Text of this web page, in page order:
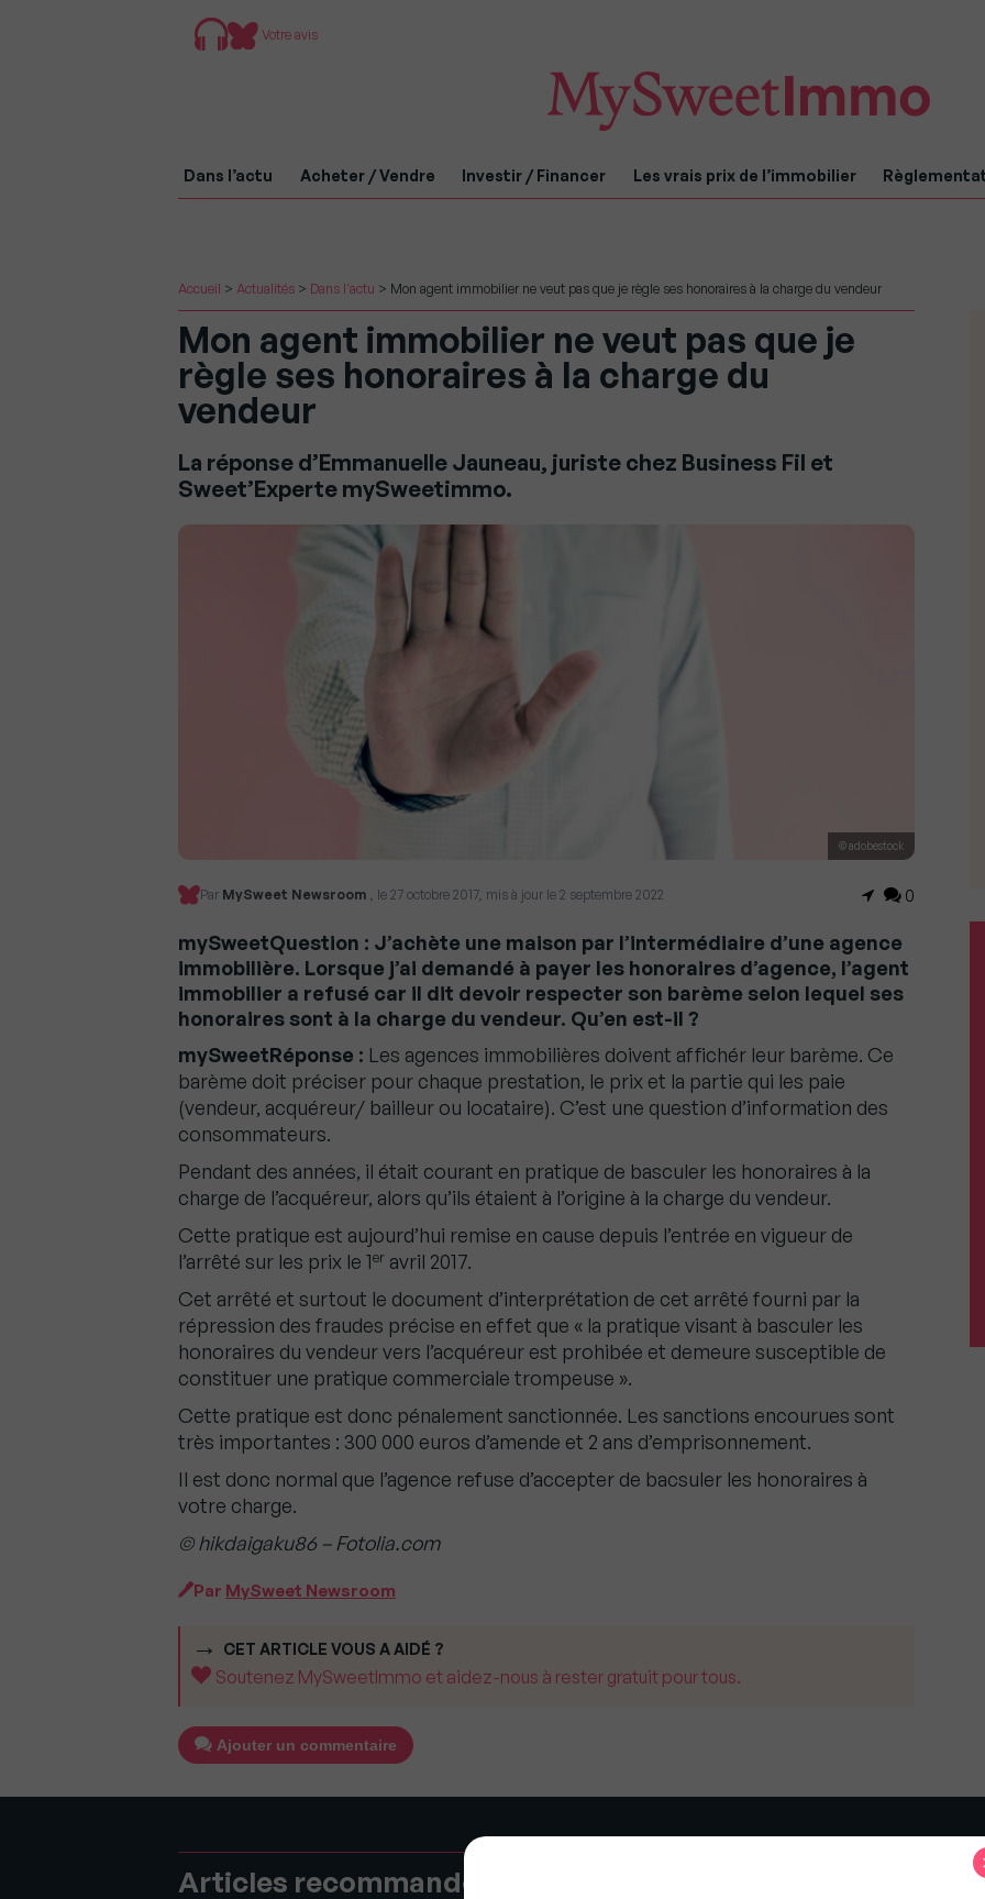
Votre avis
Dans l’actu Acheter / Vendre Investir / Financer Les vrais prix de l’immobilier
Accueil > Actualités > Dans l'actu > Mon agent immobilier ne veut pas que je règle ses honoraires à la charge du vendeur
Mon agent immobilier ne veut pas que je
règle ses honoraires à la charge du
vendeur
La réponse d’Emmanuelle Jauneau, juriste chez Business Fil et
Sweet’Experte mySweetimmo.
© adobestock
Par MySweet Newsroom , le 27 octobre 2017, mis à jour le 2 septembre 2022 0
mySweetQuestion : J’achète une maison par l’intermédiaire d’une agence
immobilière. Lorsque j’ai demandé à payer les honoraires d’agence, l’agent
immobilier a refusé car il dit devoir respecter son barème selon lequel ses
honoraires sont à la charge du vendeur. Qu’en est-il ?
mySweetRéponse : Les agences immobilières doivent affichér leur barème. Ce
barème doit préciser pour chaque prestation, le prix et la partie qui les paie
(vendeur, acquéreur/ bailleur ou locataire). C’est une question d’information des
consommateurs.
Pendant des années, il était courant en pratique de basculer les honoraires à la
charge de l’acquéreur, alors qu’ils étaient à l’origine à la charge du vendeur.
Cette pratique est aujourd’hui remise en cause depuis l’entrée en vigueur de
l’arrêté sur les prix le 1er avril 2017.
Cet arrêté et surtout le document d’interprétation de cet arrêté fourni par la
répression des fraudes précise en effet que « la pratique visant à basculer les
honoraires du vendeur vers l’acquéreur est prohibée et demeure susceptible de
constituer une pratique commerciale trompeuse ».
Cette pratique est donc pénalement sanctionnée. Les sanctions encourues sont
très importantes : 300 000 euros d’amende et 2 ans d’emprisonnement.
Il est donc normal que l’agence refuse d’accepter de bacsuler les honoraires à
votre charge.
© hikdaigaku86 – Fotolia.com
Par MySweet Newsroom
CET ARTICLE VOUS A AIDÉ ?
Soutenez MySweetImmo et aidez-nous à rester gratuit pour tous.
Ajouter un commentaire
Articles recommandés